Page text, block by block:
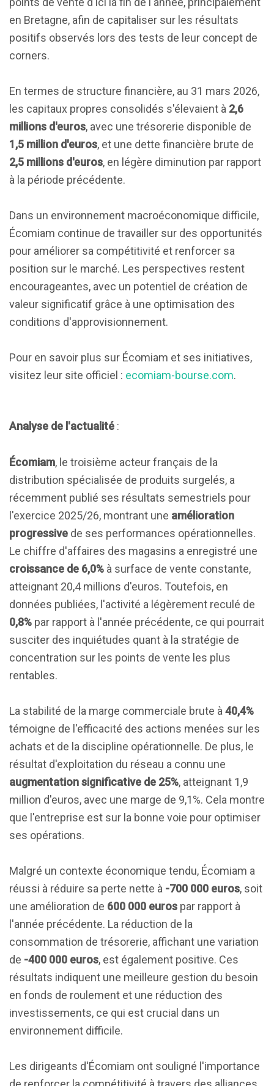
en Bretagne, afin de capitaliser sur les résultats
positifs observés lors des tests de leur concept de
corners.
En termes de structure financière, au 31 mars 2026,
les capitaux propres consolidés s'élevaient à 2,6
millions d'euros, avec une trésorerie disponible de
1,5 million d'euros, et une dette financière brute de
2,5 millions d'euros, en légère diminution par rapport
à la période précédente.
Dans un environnement macroéconomique difficile,
Écomiam continue de travailler sur des opportunités
pour améliorer sa compétitivité et renforcer sa
position sur le marché. Les perspectives restent
encourageantes, avec un potentiel de création de
valeur significatif grâce à une optimisation des
conditions d'approvisionnement.
Pour en savoir plus sur Écomiam et ses initiatives,
visitez leur site officiel : ecomiam-bourse.com.
Analyse de l'actualité :
Écomiam, le troisième acteur français de la
distribution spécialisée de produits surgelés, a
récemment publié ses résultats semestriels pour
l'exercice 2025/26, montrant une amélioration
progressive de ses performances opérationnelles.
Le chiffre d'affaires des magasins a enregistré une
croissance de 6,0% à surface de vente constante,
atteignant 20,4 millions d'euros. Toutefois, en
données publiées, l'activité a légèrement reculé de
0,8% par rapport à l'année précédente, ce qui pourrait
susciter des inquiétudes quant à la stratégie de
concentration sur les points de vente les plus
rentables.
La stabilité de la marge commerciale brute à 40,4%
témoigne de l'efficacité des actions menées sur les
achats et de la discipline opérationnelle. De plus, le
résultat d'exploitation du réseau a connu une
augmentation significative de 25%, atteignant 1,9
million d'euros, avec une marge de 9,1%. Cela montre
que l'entreprise est sur la bonne voie pour optimiser
ses opérations.
Malgré un contexte économique tendu, Écomiam a
réussi à réduire sa perte nette à -700 000 euros, soit
une amélioration de 600 000 euros par rapport à
l'année précédente. La réduction de la
consommation de trésorerie, affichant une variation
de -400 000 euros, est également positive. Ces
résultats indiquent une meilleure gestion du besoin
en fonds de roulement et une réduction des
investissements, ce qui est crucial dans un
environnement difficile.
Les dirigeants d'Écomiam ont souligné l'importance